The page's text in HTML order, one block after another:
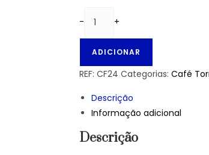
- +
ADICIONAR
REF: CF24 Categorias: Café
Descrição
Informação adicional
Descrição